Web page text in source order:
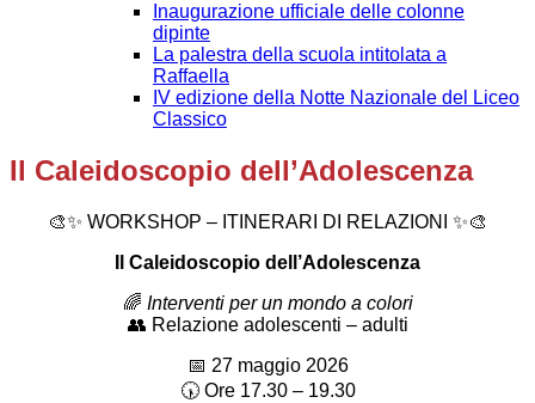
Inaugurazione ufficiale delle colonne
dipinte
La palestra della scuola intitolata a
Raffaella
IV edizione della Notte Nazionale del Liceo
Classico
Il Caleidoscopio dell’Adolescenza
🎨✨ WORKSHOP – ITINERARI DI RELAZIONI ✨🎨
Il Caleidoscopio dell’Adolescenza
🌈 Interventi per un mondo a colori
👥 Relazione adolescenti – adulti
📅 27 maggio 2026
🕠Ore 17.30 – 19.30